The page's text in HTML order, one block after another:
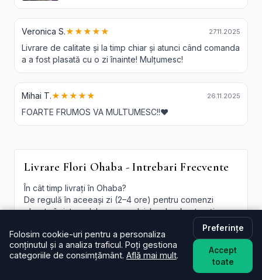
Veronica S.★★★★★ 27.11.2025
Livrare de calitate și la timp chiar și atunci când comanda
a a fost plasată cu o zi înainte! Mulțumesc!
Mihai T.★★★★★ 26.11.2025
FOARTE FRUMOS VA MULTUMESC!!❤️
Livrare Flori Ohaba - Intrebari Frecvente
În cât timp livrați în Ohaba?
De regulă în aceeași zi (2–4 ore) pentru comenzi
plasate în intervalul programului. La checkout poți
livrare flori Ohaba
in aceeasi ziîn funcție de disponibilitate.
Este livrarea de flori la domiciliu în Ohaba disponibilă și
Folosim cookie-uri pentru a personaliza
conținutul și a analiza traficul. Poți gestiona
categoriile de consimțământ. Află mai mult.
Preferințe
Accept
toate